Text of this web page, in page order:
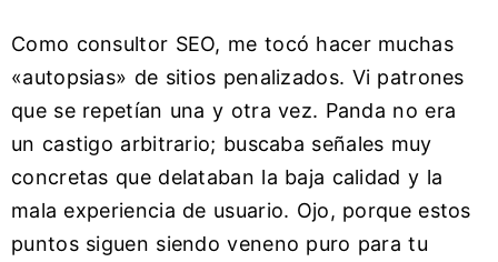
Como consultor SEO, me tocó hacer muchas
«autopsias» de sitios penalizados. Vi patrones
que se repetían una y otra vez. Panda no era
un castigo arbitrario; buscaba señales muy
concretas que delataban la baja calidad y la
mala experiencia de usuario. Ojo, porque estos
puntos siguen siendo veneno puro para tu